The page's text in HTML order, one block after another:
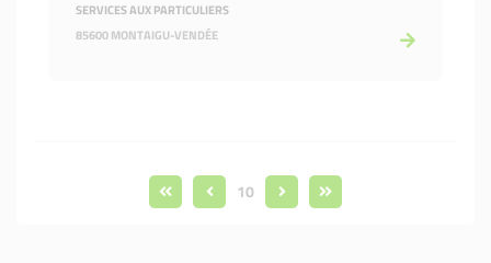
SERVICES AUX PARTICULIERS
85600 MONTAIGU-VENDÉE
10